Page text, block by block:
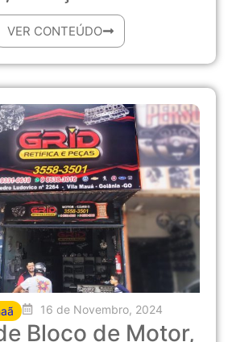
VER CONTEÚDO
16 de Novembro, 2024
Bloco de Motor,